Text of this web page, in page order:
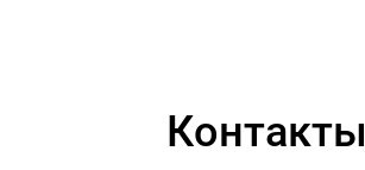
Контакты